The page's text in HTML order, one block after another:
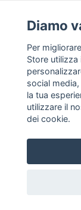
Assistenza
Altro
Media sociali
Diamo
Per
Store
social
la tua
utilizzare il
dei cookie.